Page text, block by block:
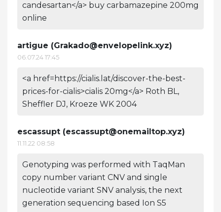
candesartan</a> buy carbamazepine 200mg
online
artigue (Grakado@envelopelink.xyz)
06.07.24 17:45
<a href=https://cialis.lat/discover-the-best-
prices-for-cialis>cialis 20mg</a> Roth BL,
Sheffler DJ, Kroeze WK 2004
escassupt (escassupt@onemailtop.xyz)
11.11.22 08:58
Genotyping was performed with TaqMan
copy number variant CNV and single
nucleotide variant SNV analysis, the next
generation sequencing based Ion S5